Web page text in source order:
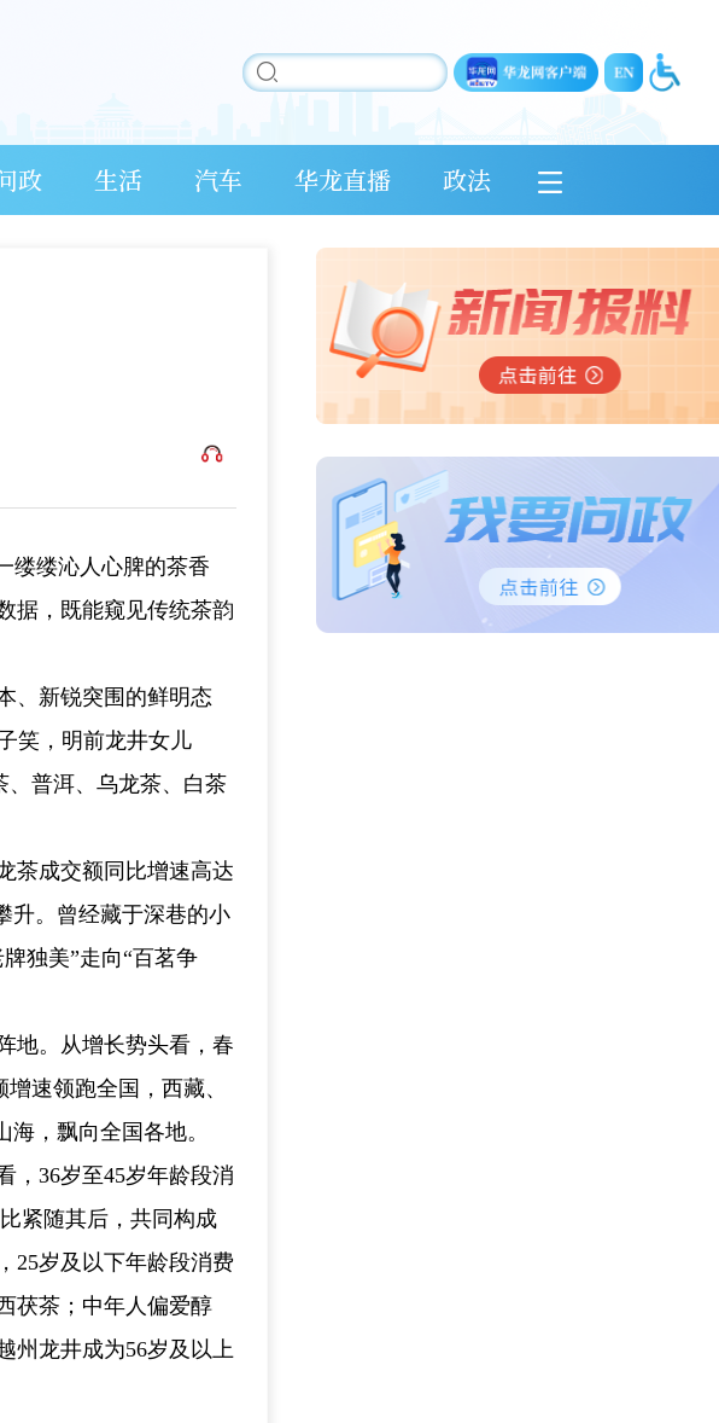
政 生活 汽车 华龙直播 政法
缕缕沁人心脾的茶香
据，既能窥见传统茶韵
、新锐突围的鲜明态
笑，明前龙井女儿
、普洱、乌龙茶、白茶
茶成交额同比增速高达
升。曾经藏于深巷的小
独美”走向“百茗争
地。从增长势头看，春
速领跑全国，西藏、
，飘向全国各地。
，36岁至45岁年龄段消
紧随其后，共同构成
25岁及以下年龄段消费
茯茶；中年人偏爱醇
州龙井成为56岁及以上